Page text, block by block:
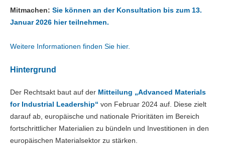
Mitmachen: Sie können an der Konsultation bis zum 13.
Januar 2026 hier teilnehmen.
Weitere Informationen finden Sie hier.
Hintergrund
Der Rechtsakt baut auf der Mitteilung „Advanced Materials
for Industrial Leadership“ von Februar 2024 auf. Diese zielt
darauf ab, europäische und nationale Prioritäten im Bereich
fortschrittlicher Materialien zu bündeln und Investitionen in den
europäischen Materialsektor zu stärken.